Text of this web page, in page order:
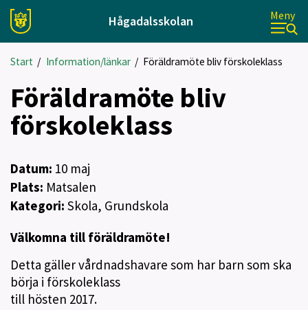
Hågadalsskolan Meny
Start / Information/länkar/ Föräldramöte bliv förskoleklass
Föräldramöte bliv
förskoleklass
Datum: 10 maj
Plats: Matsalen
Kategori: Skola, Grundskola
Välkomna till föräldramöte!
Detta gäller vårdnadshavare som har barn som ska
börja i förskoleklass
till hösten 2017.